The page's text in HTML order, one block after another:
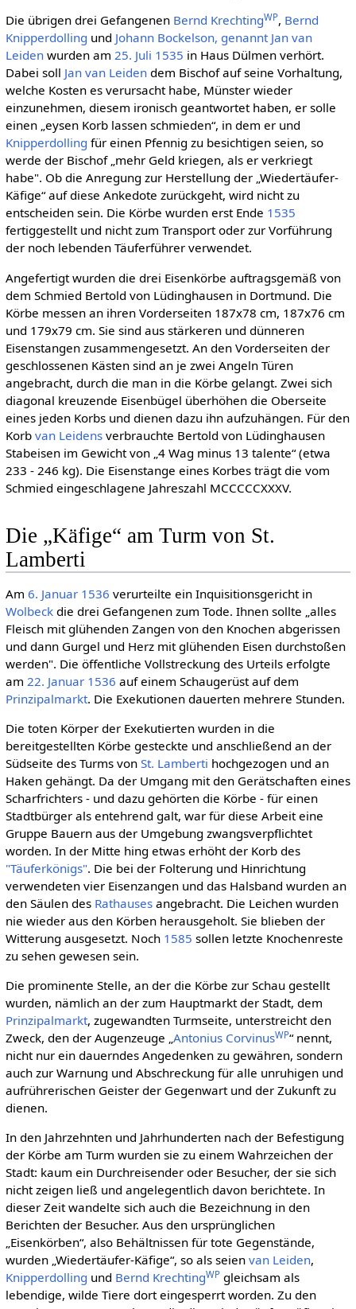
Die übrigen drei Gefangenen Bernd KrechtingWP, Bernd
Knipperdolling und Johann Bockelson, genannt Jan van
Leidenwurden am 25. Juli 1535 in Haus Dülmen verhört.
Dabei soll Jan van Leidendem Bischof auf seine Vorhaltung,
welche Kosten es verursacht habe, Münster wieder
einzunehmen, diesem ironisch geantwortet haben, er solle
einen „eysen Korb lassen schmieden“, in dem er und
Knipperdolling für einen Pfennig zu besichtigen seien, so
werde der Bischof „mehr Geld kriegen, als er verkriegt
habe". Ob die Anregung zur Herstellung der „Wiedertäufer-
Käfige“ auf diese Ankedote zurückgeht, wird nicht zu
entscheiden sein. Die Körbe wurden erst Ende 1535
fertiggestellt und nicht zum Transport oder zur Vorführung
der noch lebenden Täuferführer verwendet.
Angefertigt wurden die drei Eisenkörbe auftragsgemäß von
dem Schmied Bertold von Lüdinghausen in Dortmund. Die
Körbe messen an ihren Vorderseiten 187x78 cm, 187x76 cm
und 179x79 cm. Sie sind aus stärkeren und dünneren
Eisenstangen zusammengesetzt. An den Vorderseiten der
geschlossenen Kästen sind an je zwei Angeln Türen
angebracht, durch die man in die Körbe gelangt. Zwei sich
diagonal kreuzende Eisenbügel überhöhen die Oberseite
eines jeden Korbs und dienen dazu ihn aufzuhängen. Für den
Korb van Leidensverbrauchte Bertold von Lüdinghausen
Stabeisen im Gewicht von „4 Wag minus 13 talente“ (etwa
233 - 246 kg). Die Eisenstange eines Korbes trägt die vom
Schmied eingeschlagene Jahreszahl MCCCCCXXXV.
Die „Käfige“ am Turm von St.
Lamberti
Am 6. Januar 1536 verurteilte ein Inquisitionsgericht in
Wolbeckdie drei Gefangenen zum Tode. Ihnen sollte „alles
Fleisch mit glühenden Zangen von den Knochen abgerissen
und dann Gurgel und Herz mit glühenden Eisen durchstoßen
werden". Die öffentliche Vollstreckung des Urteils erfolgte
am 22. Januar 1536 auf einem Schaugerüst auf dem
Prinzipalmarkt. Die Exekutionen dauerten mehrere Stunden.
Die toten Körper der Exekutierten wurden in die
bereitgestellten Körbe gesteckte und anschließend an der
Südseite des Turms von St. Lamberti hochgezogen und an
Haken gehängt. Da der Umgang mit den Gerätschaften eines
Scharfrichters - und dazu gehörten die Körbe - für einen
Stadtbürger als entehrend galt, war für diese Arbeit eine
Gruppe Bauern aus der Umgebung zwangsverpflichtet
worden. In der Mitte hing etwas erhöht der Korb des
"Täuferkönigs". Die bei der Folterung und Hinrichtung
verwendeten vier Eisenzangen und das Halsband wurden an
den Säulen des Rathausesangebracht. Die Leichen wurden
nie wieder aus den Körben herausgeholt. Sie blieben der
Witterung ausgesetzt. Noch 1585 sollen letzte Knochenreste
zu sehen gewesen sein.
Die prominente Stelle, an der die Körbe zur Schau gestellt
wurden, nämlich an der zum Hauptmarkt der Stadt, dem
Prinzipalmarkt, zugewandten Turmseite, unterstreicht den
Zweck, den der Augenzeuge „Antonius CorvinusWP“ nennt,
nicht nur ein dauerndes Angedenken zu gewähren, sondern
auch zur Warnung und Abschreckung für alle unruhigen und
aufrührerischen Geister der Gegenwart und der Zukunft zu
dienen.
In den Jahrzehnten und Jahrhunderten nach der Befestigung
der Körbe am Turm wurden sie zu einem Wahrzeichen der
Stadt: kaum ein Durchreisender oder Besucher, der sie sich
nicht zeigen ließ und angelegentlich davon berichtete. In
dieser Zeit wandelte sich auch die Bezeichnung in den
Berichten der Besucher. Aus den ursprünglichen
„Eisenkörben“, also Behältnissen für tote Gegenstände,
wurden „Wiedertäufer-Käfige“, so als seien van Leiden,
Knipperdolling und Bernd KrechtingWPgleichsam als
lebendige, wilde Tiere dort eingesperrt worden. Zu den